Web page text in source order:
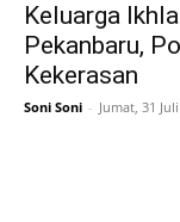
Keluarga
Pekanbaru,
Kekerasan
Soni Soni - Jumat, 31